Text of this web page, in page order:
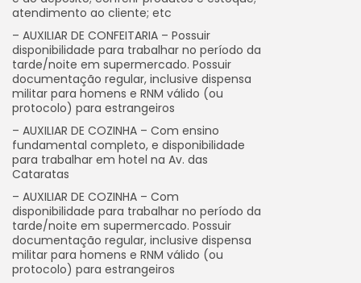
atendimento ao cliente; etc
– AUXILIAR DE CONFEITARIA – Possuir
disponibilidade para trabalhar no período da
tarde/noite em supermercado. Possuir
documentação regular, inclusive dispensa
militar para homens e RNM válido (ou
protocolo) para estrangeiros
– AUXILIAR DE COZINHA – Com ensino
fundamental completo, e disponibilidade
para trabalhar em hotel na Av. das
Cataratas
– AUXILIAR DE COZINHA – Com
disponibilidade para trabalhar no período da
tarde/noite em supermercado. Possuir
documentação regular, inclusive dispensa
militar para homens e RNM válido (ou
protocolo) para estrangeiros